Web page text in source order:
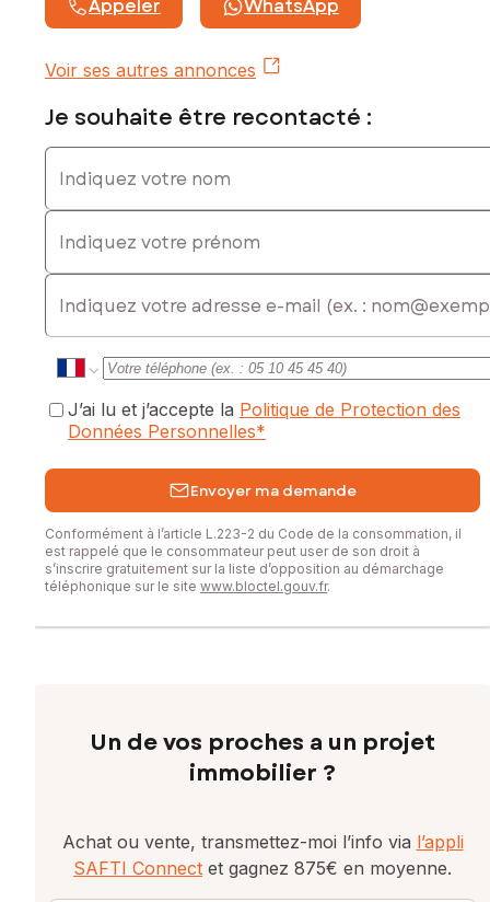
Appeler WhatsApp
Voir ses autres annonces
Je souhaite être recontacté :
Indiquez votre nom
Indiquez votre prénom
E-mail
J’ai lu et j’accepte la Politique de Protection des
Données Personnelles*
Envoyer ma demande
Conformément à l’article L.223-2 du Code de la consommation, il
est rappelé que le consommateur peut user de son droit à
s’inscrire gratuitement sur la liste d’opposition au démarchage
téléphonique sur le site www.bloctel.gouv.fr.
Un de vos proches a un projet
immobilier ?
Achat ou vente, transmettez-moi l’info via l’appli
SAFTI Connect et gagnez 875€ en moyenne.